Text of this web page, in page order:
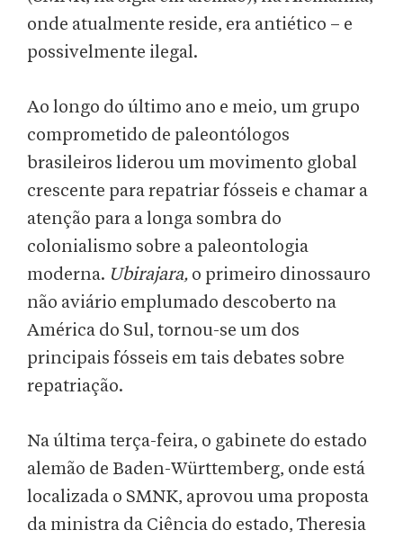
onde atualmente reside, era antiético – e
possivelmente ilegal.
Ao longo do último ano e meio, um grupo
comprometido de paleontólogos
brasileiros liderou um movimento global
crescente para repatriar fósseis e chamar a
atenção para a longa sombra do
colonialismo sobre a paleontologia
moderna. Ubirajara, o primeiro dinossauro
não aviário emplumado descoberto na
América do Sul, tornou-se um dos
principais fósseis em tais debates sobre
repatriação.
Na última terça-feira, o gabinete do estado
alemão de Baden-Württemberg, onde está
localizada o SMNK, aprovou uma proposta
da ministra da Ciência do estado, Theresia